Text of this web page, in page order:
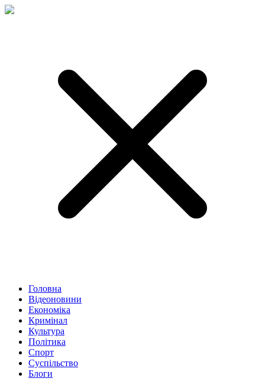
Головна
Відеоновини
Економіка
Кримінал
Культура
Політика
Спорт
Суспільство
Блоги